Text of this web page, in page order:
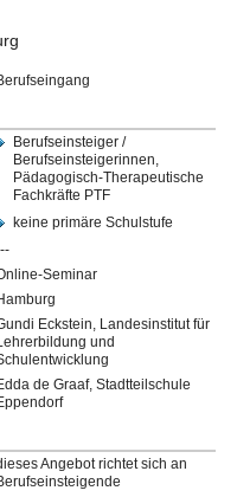
Berufseinsteiger /
Berufseinsteigerinnen,
Pädagogisch-Therapeutische
Fachkräfte PTF
keine primäre Schulstufe
Seminar
Eckstein, Landesinstitut für
und
de Graaf, Stadtteilschule
Angebot richtet sich an